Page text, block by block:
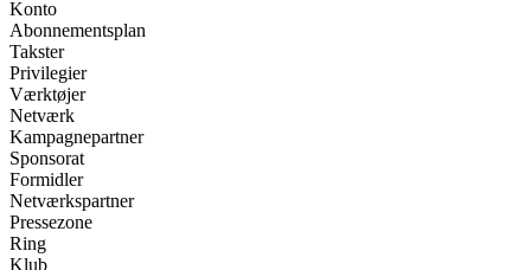
Konto
Abonnementsplan
Takster
Privilegier
Værktøjer
Netværk
Kampagnepartner
Sponsorat
Formidler
Netværkspartner
Pressezone
Ring
Klub